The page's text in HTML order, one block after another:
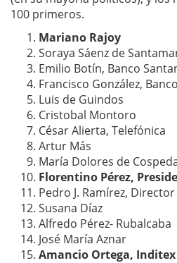
100 primeros.
Mariano Rajoy
Soraya Sáenz de
Emilio Botín, Banco
Francisco González,
Luis de Guindos
Cristobal Montoro
César Alierta, Telefónica
Artur Más
María Dolores de
Florentino Pérez,
Pedro J. Ramírez,
Susana Díaz
Alfredo Pérez- Rubalcaba
José María Aznar
Amancio Ortega, Inditex